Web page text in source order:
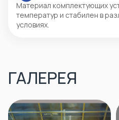
Материал комплектующих
температур и стабилен в
условиях.
ГАЛЕРЕЯ